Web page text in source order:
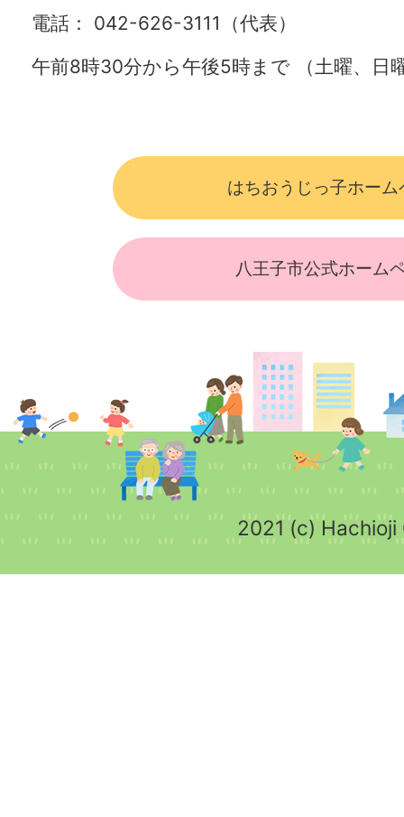
電話： 042-626-3111（代表）
午前8時30分から午後5時まで （土曜、日
はちおうじっ子ホーム
八王子市公式ホーム
2021 (c) Hachioji